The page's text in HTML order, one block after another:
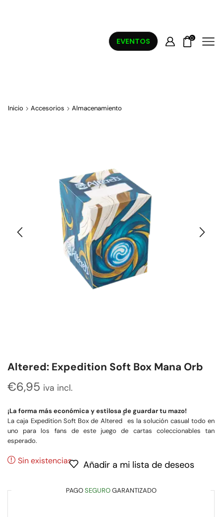
EVENTOS 0
Inicio Accesorios Almacenamiento
Altered: Expedition Soft Box Mana Orb
€6,95 iva incl.
¡La forma más económica y estilosa de guardar tu mazo!
La caja Expedition Soft Box de Altered
®
es la solución casual todo en
uno para los fans de este juego de cartas coleccionables tan
esperado.
Sin existencias Añadir a mi lista de deseos
PAGOSEGUROGARANTIZADO